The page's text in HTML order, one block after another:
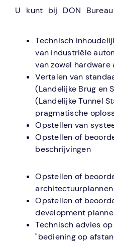
U kunt bij DON
Technisch
van industriële
van zowel hardware
Vertalen van
(Landelijke Brug en
(Landelijke Tunnel
pragmatische
Opstellen van
Opstellen of
beschrijvingen
Opstellen of
architectuurplannen
Opstellen of
development
Technisch advies
"bediening op